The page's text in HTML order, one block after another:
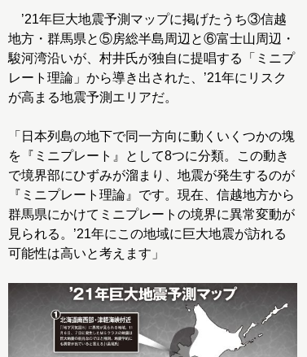
’21年巨大地震予測マップに掲げたうち③信越
地方・群馬県と⑤房総半島周辺と⑥富士山周辺・
駿河湾沿いが、村井氏が独自に提唱する「ミニプ
レート理論」から導き出された、’21年にリスク
が高まる地震予測エリアだ。
「日本列島の地下で同一方向に動くいくつかの塊
を『ミニプレート』として8つに分類。この動き
で境界部にひずみが溜まり、地震が発生するのが
『ミニプレート理論』です。現在、信越地方から
群馬県にかけてミニプレートの境界に異常変動が
見られる。’21年にこの地域に巨大地震が訪れる
可能性は高いと考えます」